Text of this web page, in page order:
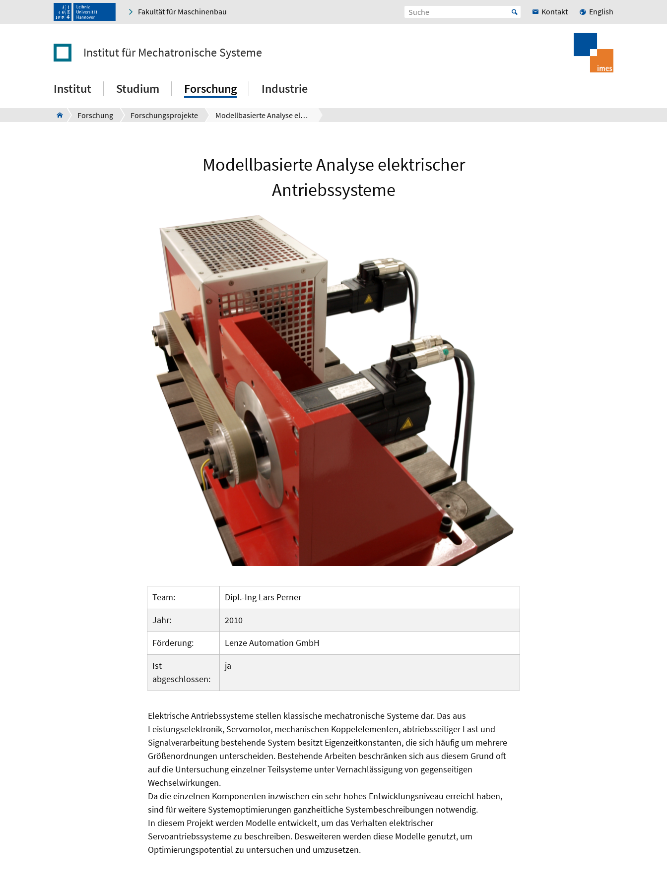
Fakultät für Maschinenbau Kontakt English
Institut für Mechatronische Systeme
Institut Studium Forschung Industrie
Forschung Forschungsprojekte Modellbasierte Analyse elektrischer Antriebssysteme
Modellbasierte Analyse elektrischer
Antriebssysteme
Team:
Dipl.-Ing Lars Perner
Jahr:
2010
Förderung:
Lenze Automation GmbH
Ist
abgeschlossen:
ja
Elektrische Antriebssysteme stellen klassische mechatronische Systeme dar. Das aus
Leistungselektronik, Servomotor, mechanischen Koppelelementen, abtriebsseitiger Last und
Signalverarbeitung bestehende System besitzt Eigenzeitkonstanten, die sich häufig um mehrere
Größenordnungen unterscheiden. Bestehende Arbeiten beschränken sich aus diesem Grund oft
auf die Untersuchung einzelner Teilsysteme unter Vernachlässigung von gegenseitigen
Wechselwirkungen.
Da die einzelnen Komponenten inzwischen ein sehr hohes Entwicklungsniveau erreicht haben,
sind für weitere Systemoptimierungen ganzheitliche Systembeschreibungen notwendig.
In diesem Projekt werden Modelle entwickelt, um das Verhalten elektrischer
Servoantriebssysteme zu beschreiben. Desweiteren werden diese Modelle genutzt, um
Optimierungspotential zu untersuchen und umzusetzen.